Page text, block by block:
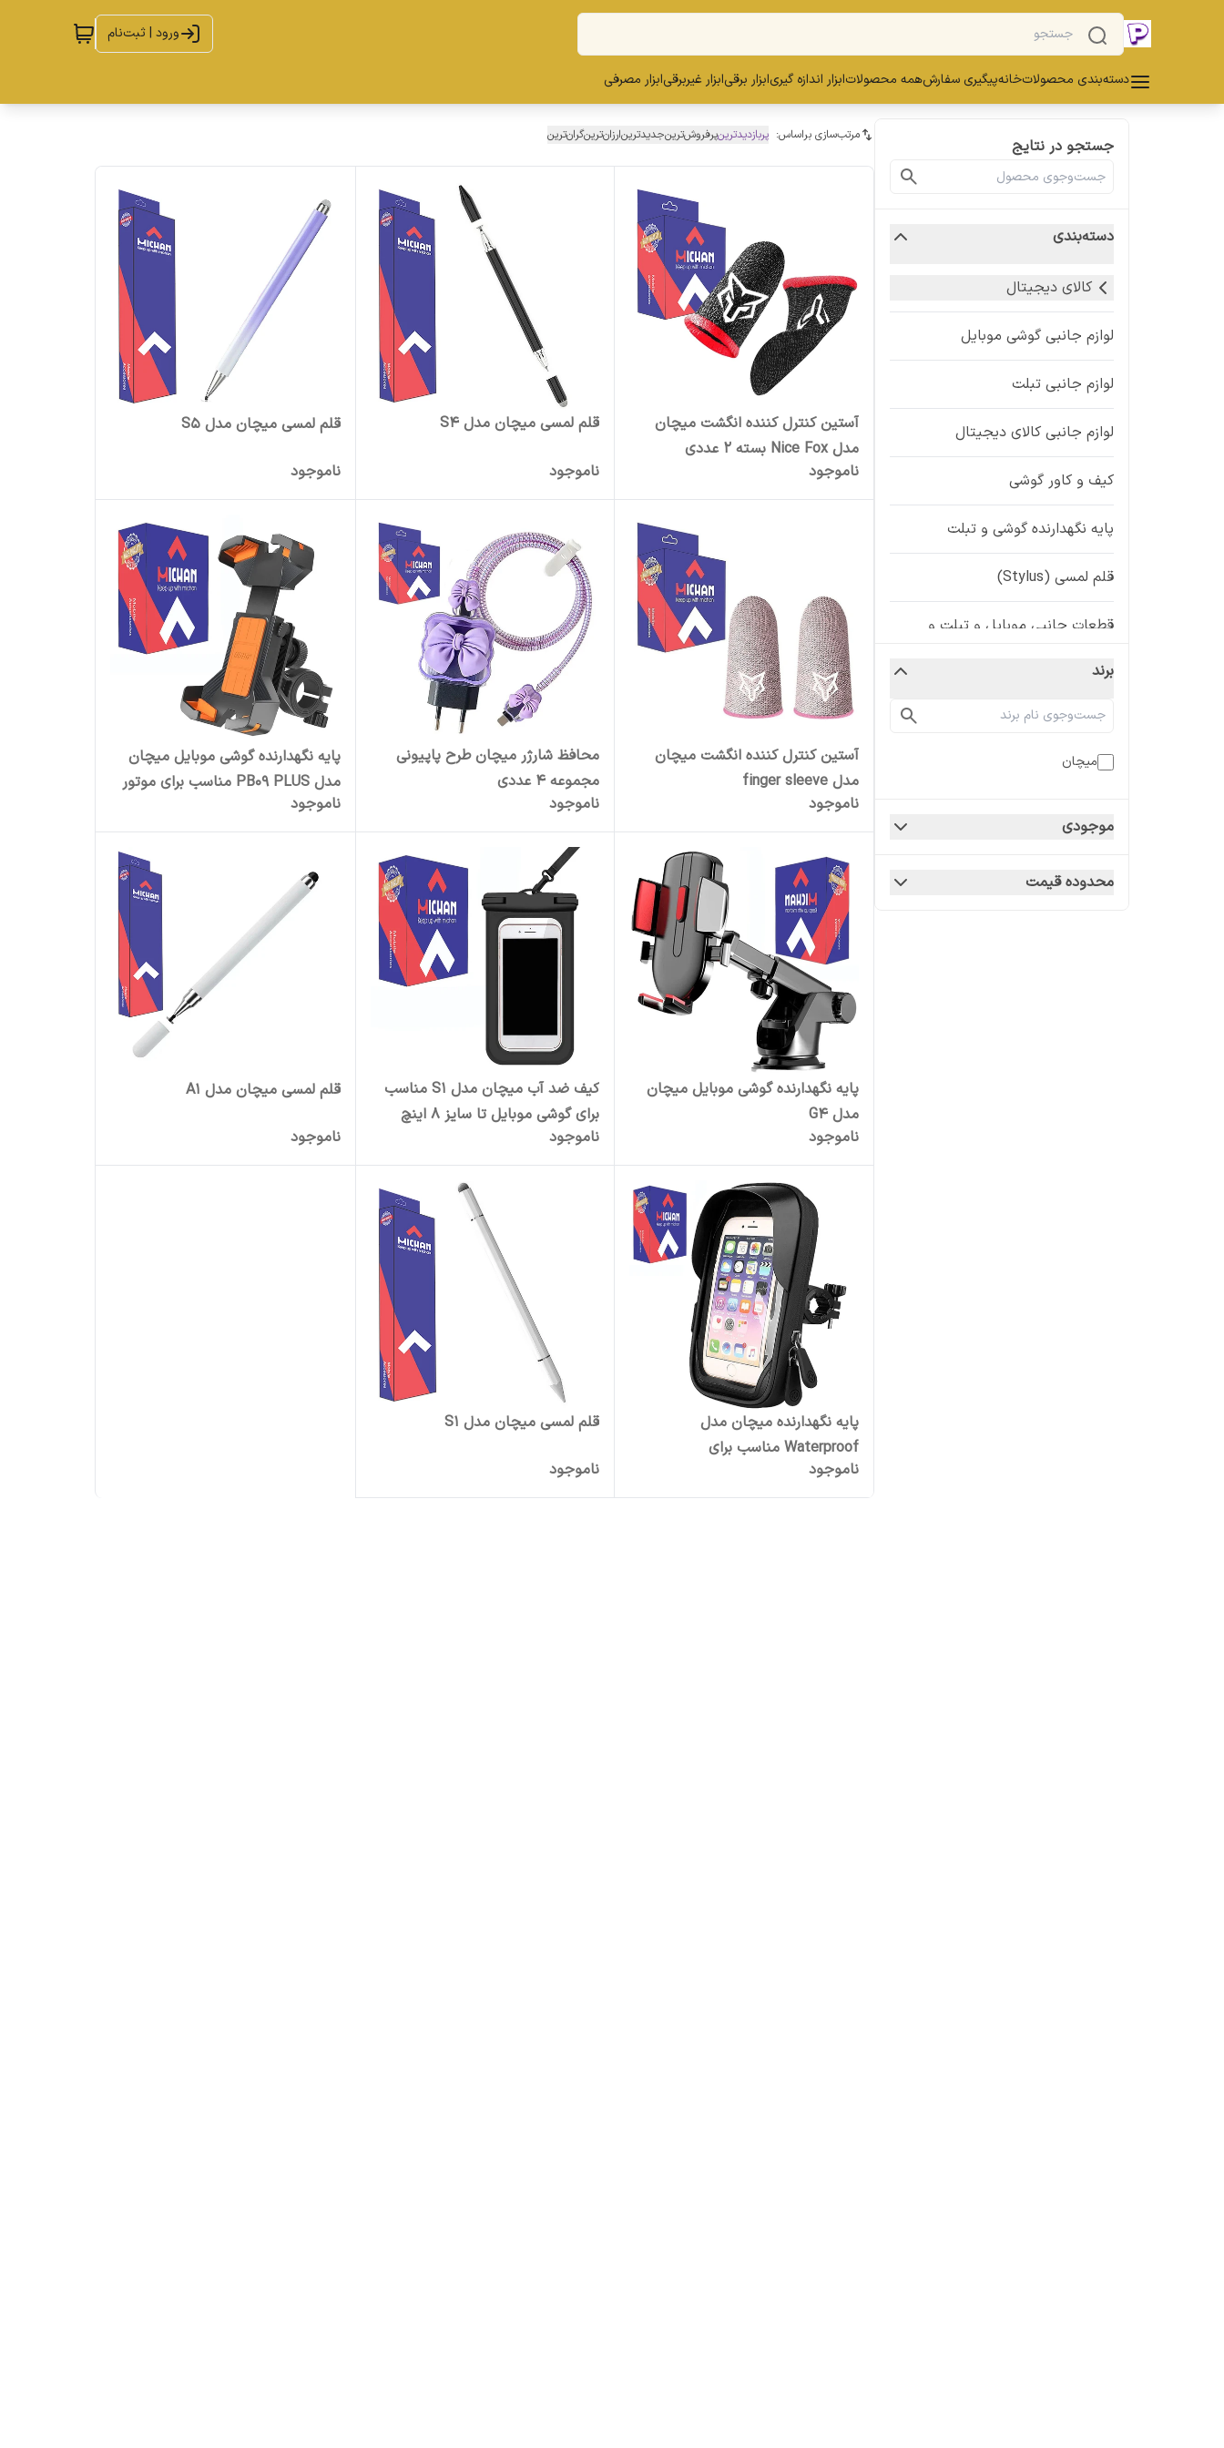
ورود | ثبت‌نام
دسته‌بندی محصولاتخانهپیگیری سفارشهمه محصولاتابزار اندازه گیریابزار برقیابزار غیربرقیابزار مصرفی
جستجو در نتایج
دسته‌بندی
کالای دیجیتال
لوازم جانبی گوشی موبایل
لوازم جانبی تبلت
لوازم جانبی کالای دیجیتال
کیف و کاور گوشی
پایه نگهدارنده گوشی و تبلت
قلم لمسی (Stylus)
قطعات جانبی موبایل و تبلت و
برند
میچان
موجودی
محدوده قیمت
مرتب‌سازی براساس: پربازدیدترینپرفروش‌ترینجدیدترینارزان‌ترینگران‌ترین
آستین کنترل کننده انگشت میچان
مدل Nice Fox بسته 2 عددی
ناموجود
قلم لمسی میچان مدل S4
ناموجود
قلم لمسی میچان مدل S5
ناموجود
آستین کنترل کننده انگشت میچان
مدل finger sleeve
ناموجود
محافظ شارژر میچان طرح پاپیونی
مجموعه 4 عددی
ناموجود
پایه نگهدارنده گوشی موبایل میچان
مدل PB09 PLUS مناسب برای موتور
سیکلت
ناموجود
پایه نگهدارنده گوشی موبایل میچان
مدل G4
ناموجود
کیف ضد آب میچان مدل S1 مناسب
برای گوشی موبایل تا سایز 8 اینچ
ناموجود
قلم لمسی میچان مدل A1
ناموجود
پایه نگهدارنده میچان مدل
Waterproof مناسب برای
موتورسیکلت
ناموجود
قلم لمسی میچان مدل S1
ناموجود